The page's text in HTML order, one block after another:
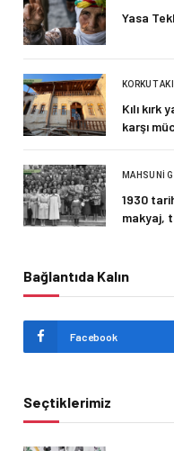
Yasa
KORKUT
Kılı
karşı
MAHSUNI
1930
makyaj,
Bağlantıda Kalın
Facebook
Seçtiklerimiz